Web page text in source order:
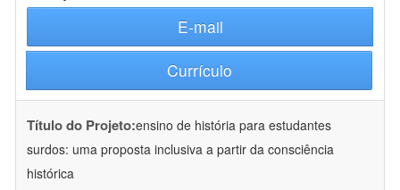
E-mail
Currículo
Título do Projeto:ensino de história para estudantes
surdos: uma proposta inclusiva a partir da consciência
histórica